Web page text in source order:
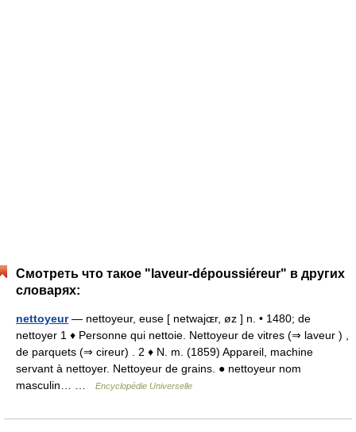
Смотреть что такое "laveur-dépoussiéreur" в других
словарях:
nettoyeur— nettoyeur, euse [ netwajɶr, øz ] n. • 1480; de
nettoyer 1 ♦ Personne qui nettoie. Nettoyeur de vitres (⇒ laveur ) ,
de parquets (⇒ cireur) . 2 ♦ N. m. (1859) Appareil, machine
servant à nettoyer. Nettoyeur de grains. ● nettoyeur nom
masculin… …
Encyclopédie Universelle